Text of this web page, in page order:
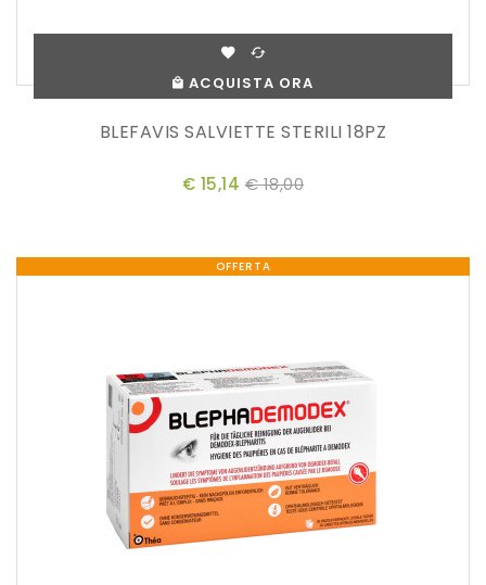
ACQUISTA ORA
BLEFAVIS SALVIETTE STERILI 18PZ
€ 15,14 € 18,00
OFFERTA